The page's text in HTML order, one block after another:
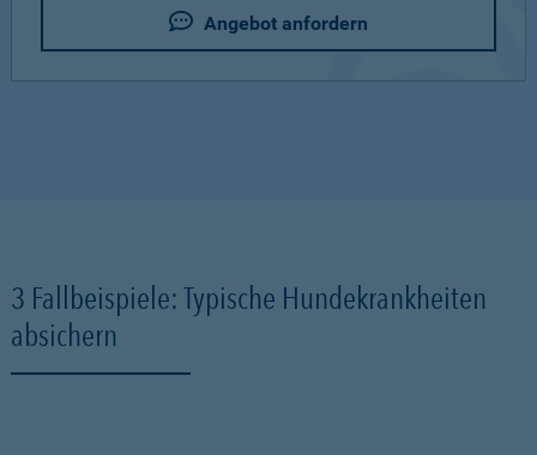
Angebot anfordern
3 Fallbeispiele: Typische Hundekrankheiten
absichern